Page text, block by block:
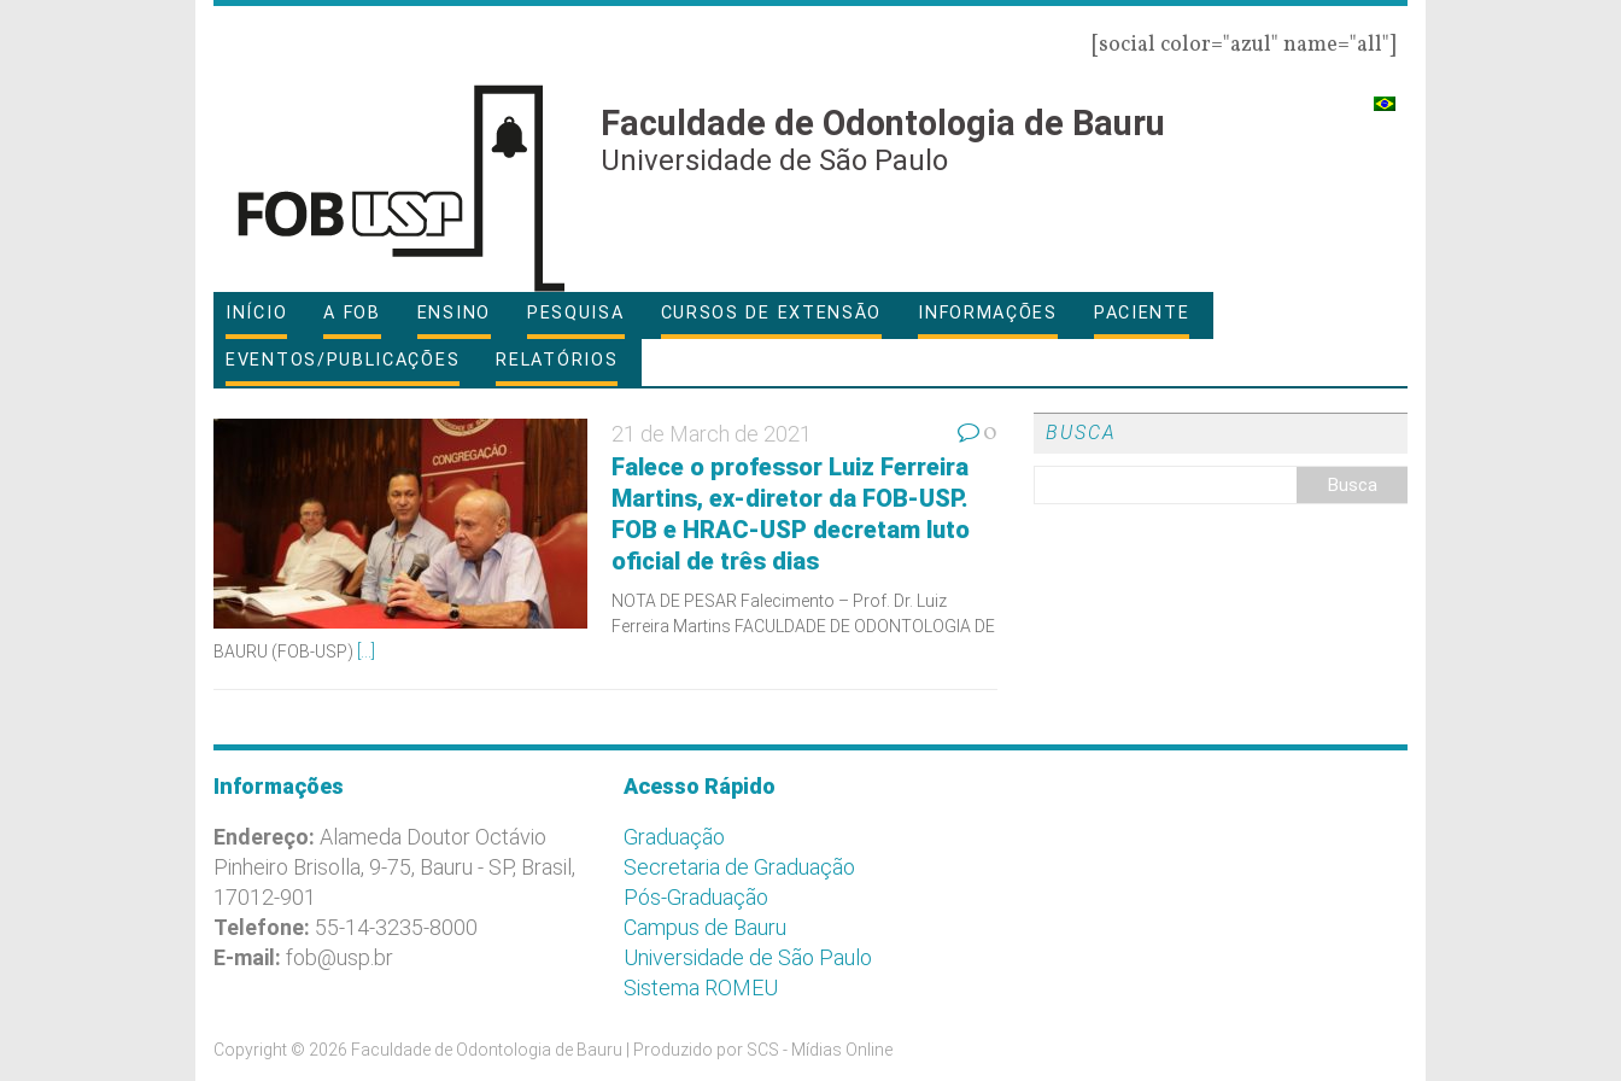
[social color="azul" name="all"]
Faculdade de Odontologia de Bauru
Universidade de São Paulo
INÍCIO A FOB ENSINO PESQUISA CURSOS DE EXTENSÃO INFORMAÇÕES PACIENTE
EVENTOS/PUBLICAÇÕES RELATÓRIOS
21 de March de 2021 0
Falece o professor Luiz Ferreira
Martins, ex-diretor da FOB-USP.
FOB e HRAC-USP decretam luto
oficial de três dias
NOTA DE PESAR Falecimento – Prof. Dr. Luiz
Ferreira Martins FACULDADE DE ODONTOLOGIA DE
BAURU (FOB-USP)
BUSCA
Informações
Endereço: Alameda Doutor Octávio
Pinheiro Brisolla, 9-75, Bauru - SP, Brasil,
17012-901
Telefone: 55-14-3235-8000
E-mail: fob@usp.br
Acesso Rápido
Graduação
Secretaria de Graduação
Pós-Graduação
Campus de Bauru
Universidade de São Paulo
Sistema ROMEU
Copyright © 2026 Faculdade de Odontologia de Bauru | Produzido por SCS - Mídias Online